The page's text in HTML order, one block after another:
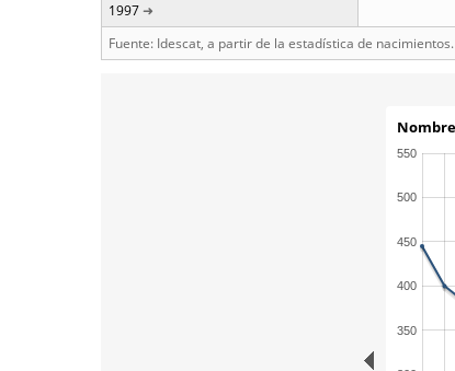
1997
Fuente: Idescat, a partir de la estadística de nacimientos.